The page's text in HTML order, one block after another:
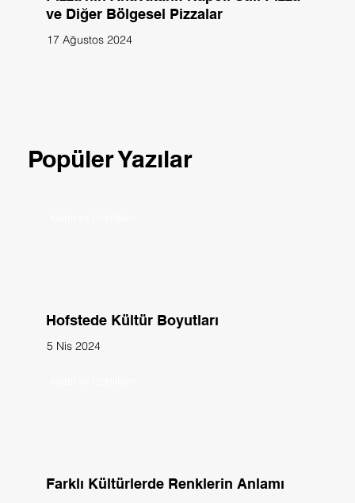
ve Diğer Bölgesel Pizzalar
17 Ağustos 2024
Hofstede Kültür Boyutları
5 Nis 2024
Farklı Kültürlerde Renklerin Anlamı
Popüler Yazılar